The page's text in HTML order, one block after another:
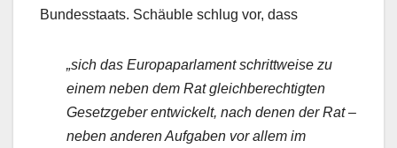
Bundesstaats. Schäuble schlug vor, dass
„sich das Europaparlament schrittweise zu
einem neben dem Rat gleichberechtigten
Gesetzgeber entwickelt, nach denen der Rat –
neben anderen Aufgaben vor allem im